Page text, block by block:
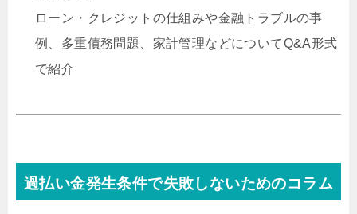
ローン・クレジットの仕組みや金融トラブルの事
例、多重債務問題、家計管理などについてQ&A形式
で紹介
過払い金発生条件で失敗しないためのコラム